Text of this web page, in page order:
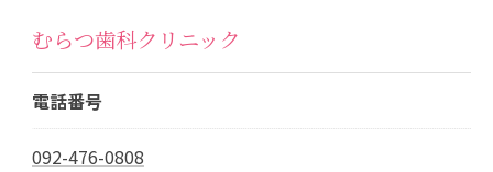
むらつ歯科クリニック
電話番号
092-476-0808